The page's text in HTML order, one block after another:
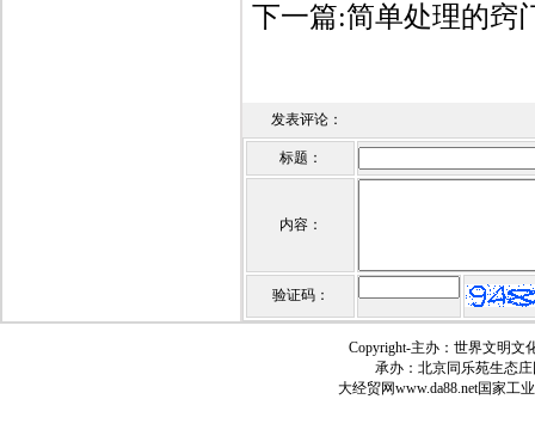
下一篇:简单处理的窍
发表评论：
标题：
内容：
验证码：
Copyright-主办：世界文明文
承办：北京同乐苑生态
大经贸网www.da88.net国家工